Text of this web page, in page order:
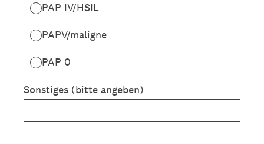
PAP IV/HSIL
PAPV/maligne
PAP 0
Sonstiges (bitte angeben)